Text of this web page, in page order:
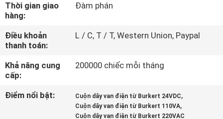
KIỂM
SOÁT
CHẤT
LƯỢNG
Thời gian giao
hàng:
Đàm phán
Điều khoản
thanh toán:
L / C, T / T, Western Union, Paypal
Khả năng cung
cấp:
200000 chiếc mỗi tháng
Điểm nổi bật: Cuộn dây van điện từ Burkert 24VDC,
Cuộn dây van điện từ Burkert 110VA,
Cuộn dây van điện từ Burkert 220VAC